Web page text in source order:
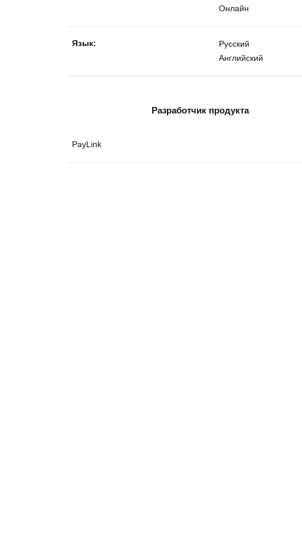
Онлайн
Язык:
Русский
Английский
Разработчик продукта
PayLink